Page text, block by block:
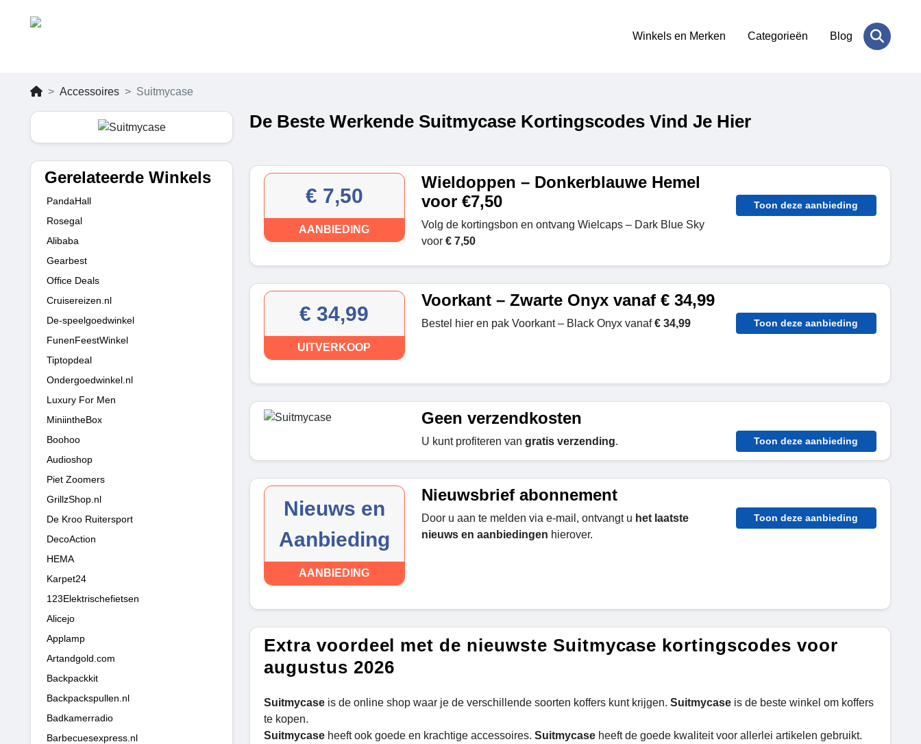
Winkels en Merken Categorieën Blog
Accessoires Suitmycase
Gerelateerde Winkels
PandaHall
Rosegal
Alibaba
Gearbest
Office Deals
Cruisereizen.nl
De-speelgoedwinkel
FunenFeestWinkel
Tiptopdeal
Ondergoedwinkel.nl
Luxury For Men
MiniintheBox
Boohoo
Audioshop
Piet Zoomers
GrillzShop.nl
De Kroo Ruitersport
DecoAction
HEMA
Karpet24
123Elektrischefietsen
Alicejo
Applamp
Artandgold.com
Backpackkit
Backpackspullen.nl
Badkamerradio
Barbecuesexpress.nl
De Beste Werkende Suitmycase Kortingscodes Vind Je Hier
€ 7,50
AANBIEDING
Wieldoppen – Donkerblauwe Hemel
voor €7,50
Volg de kortingsbon en ontvang Wielcaps – Dark Blue Sky
voor € 7,50
Toon deze aanbieding
€ 34,99
UITVERKOOP
Voorkant – Zwarte Onyx vanaf € 34,99
Bestel hier en pak Voorkant – Black Onyx vanaf€ 34,99 Toon deze aanbieding
Geen verzendkosten
U kunt profiteren van gratis verzending. Toon deze aanbieding
Nieuws en
Aanbieding
AANBIEDING
Nieuwsbrief abonnement
Door u aan te melden via e-mail, ontvangt u het laatste
nieuws en aanbiedingen hierover.
Toon deze aanbieding
Extra voordeel met de nieuwste Suitmycase kortingscodes voor
augustus 2026
Suitmycase is de online shop waar je de verschillende soorten koffers kunt krijgen. Suitmycase is de beste winkel om koffers
te kopen.
Suitmycase heeft ook goede en krachtige accessoires. Suitmycase heeft de goede kwaliteit voor allerlei artikelen gebruikt.